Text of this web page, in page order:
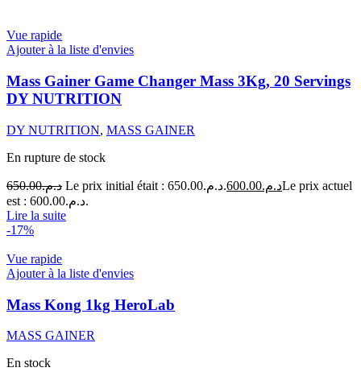
Vue rapide
Ajouter à la liste d'envies
Mass Gainer Game Changer Mass 3Kg, 20 Servings
DY NUTRITION
DY NUTRITION, MASS GAINER
En rupture de stock
د.م.650.00 Le prix initial était : د.م.650.00. د.م.600.00
Le prix actuel
est : د.م.600.00.
Lire la suite
-17%
Vue rapide
Ajouter à la liste d'envies
Mass Kong 1kg HeroLab
MASS GAINER
En stock